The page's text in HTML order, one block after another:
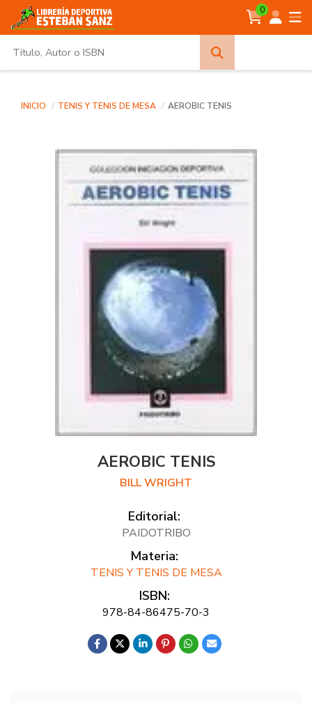
0
INICIO TENIS Y TENIS DE MESA AEROBIC TENIS
AEROBIC TENIS
BILL WRIGHT
Editorial:
PAIDOTRIBO
Materia:
TENIS Y TENIS DE MESA
ISBN:
978-84-86475-70-3